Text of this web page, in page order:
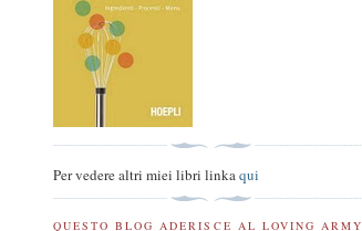
Per vedere altri miei libri linkaqui
QUESTO BLOG ADERISCE AL LOVING ARMY